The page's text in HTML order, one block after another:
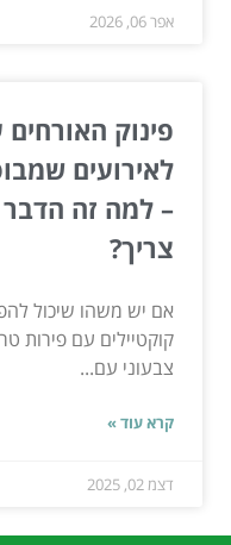
אפר 06, 2026
פינוק
לאירועים
– למה זה
צריך?
אם יש משהו שיכול
קוקטיילים עם פירות
צבעוני עם...
קרא עוד »
דצמ 02, 2025